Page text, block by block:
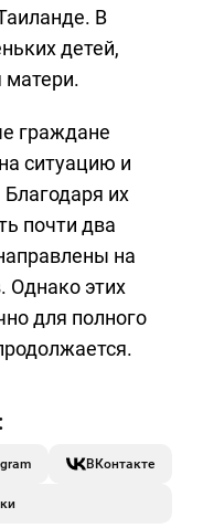
В
детей,
граждане
ситуацию и
их
почти два
на
Однако этих
для полного
ВКонтакте